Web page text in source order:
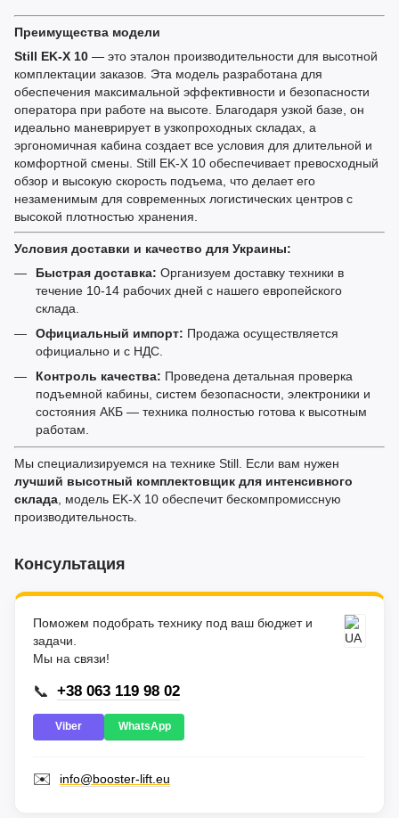
Преимущества модели
Still EK-X 10 — это эталон производительности для высотной
комплектации заказов. Эта модель разработана для
обеспечения максимальной эффективности и безопасности
оператора при работе на высоте. Благодаря узкой базе, он
идеально маневрирует в узкопроходных складах, а
эргономичная кабина создает все условия для длительной и
комфортной смены. Still EK-X 10 обеспечивает превосходный
обзор и высокую скорость подъема, что делает его
незаменимым для современных логистических центров с
высокой плотностью хранения.
Условия доставки и качество для Украины:
Быстрая доставка: Организуем доставку техники в
течение 10-14 рабочих дней с нашего европейского
склада.
Официальный импорт: Продажа осуществляется
официально и с НДС.
Контроль качества: Проведена детальная проверка
подъемной кабины, систем безопасности, электроники и
состояния АКБ — техника полностью готова к высотным
работам.
Мы специализируемся на технике Still. Если вам нужен
лучший высотный комплектовщик для интенсивного
склада , модель EK-X 10 обеспечит бескомпромиссную
производительность.
Консультация
Поможем подобрать технику под ваш бюджет и
задачи.
Мы на связи!
📞 +38 063 119 98 02
Viber WhatsApp
✉️ info@booster-lift.eu